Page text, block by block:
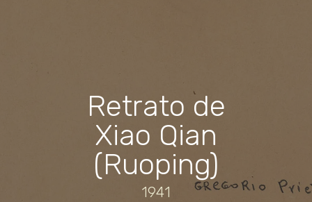
Retrato de
Xiao Qian
(Ruoping)
1941